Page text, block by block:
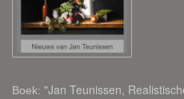
Boek: "Jan Teunissen,